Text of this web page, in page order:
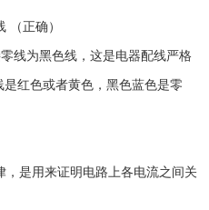
正确）
线为黑色线，这是电器配线严格
红色或者黄色，黑色蓝色是零
是用来证明电路上各电流之间关